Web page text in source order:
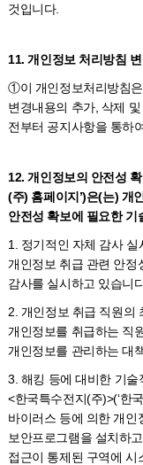
것입니다.
11. 개인정보 처리방침
①이 개인정보처리방침
변경내용의 추가, 삭제
전부터 공지사항을 통하
12. 개인정보의 안전성
(주) 홈페이지’)은(는) 개
안전성 확보에 필요한 기
1. 정기적인 자체 감사 실
개인정보 취급 관련 안정
감사를 실시하고 있습니
2. 개인정보 취급 직원의
개인정보를 취급하는 직
개인정보를 관리하는 대
3. 해킹 등에 대비한 기술
<한국특수전지(주)>(‘한
바이러스 등에 의한 개인
보안프로그램을 설치하
접근이 통제된 구역에 시